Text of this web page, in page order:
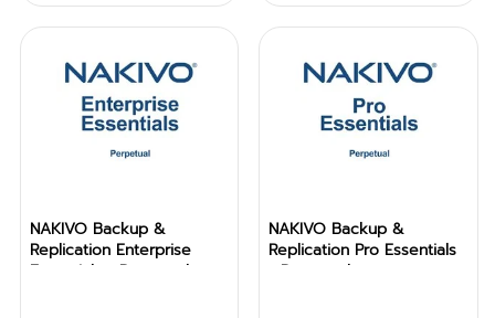
NAKIVO Backup &
Replication Enterprise
Essentials - Perpetual
NAKIVO Backup &
Replication Pro Essentials
- Perpetual